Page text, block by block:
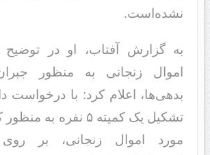
نشده‌است.
به گزارش آفتاب، او در
اموال زنجانی به منظور
بدهی‌ها، اعلام کرد: با درخواست
تشکیل یک کمیته ۵ نفره
مورد اموال زنجانی، بر